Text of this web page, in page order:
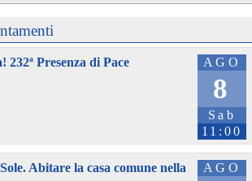
AGO
8
Sab
11:00
Presenza di Pace
AGO
Abitare la casa comune nella